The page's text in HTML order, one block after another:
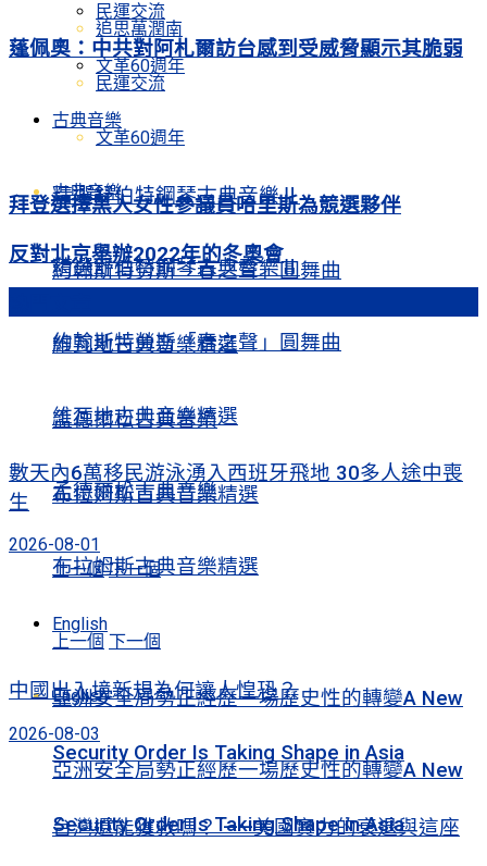
民運交流
文革60週年
古典音樂
精選舒伯特鋼琴古典音樂Ⅱ
約翰斯特勞斯「春之聲」圓舞曲
維瓦地古典音樂精選
孟德爾松古典音樂
布拉姆斯古典音樂精選
上一個 下一個
English
亞洲安全局勢正經歷一場歷史性的轉變A New
Security Order Is Taking Shape in Asia
台灣還能獲救嗎？ ——美國實力的衰退與這座
追思萬潤南
民運交流
文革60週年
古典音樂
精選舒伯特鋼琴古典音樂Ⅱ
約翰斯特勞斯「春之聲」圓舞曲
維瓦地古典音樂精選
孟德爾松古典音樂
布拉姆斯古典音樂精選
上一個 下一個
English
亞洲安全局勢正經歷一場歷史性的轉變A New
Security Order Is Taking Shape in Asia
蓬佩奧：中共對阿札爾訪台感到受威脅顯示其脆弱
拜登選擇黑人女性參議員哈里斯為競選夥伴
反對北京舉辦2022年的冬奧會
數天內6萬移民游泳湧入西班牙飛地 30多人途中喪
生
2026-08-01
中國出入境新規為何讓人惶恐？
2026-08-03